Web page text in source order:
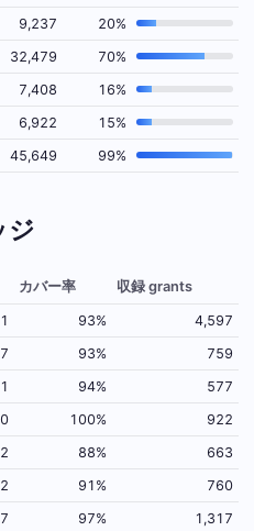
9,237
20%
32,479
70%
7,408
16%
6,922
15%
45,649 99%
ジ
カバー率 収録 grants
93%
4,597
93%
759
94%
577
100%
922
88%
663
91%
760
97%
1,317